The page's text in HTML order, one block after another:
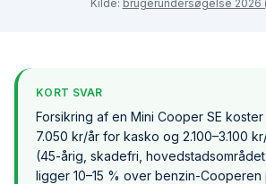
Kilde: brugerundersøgelse 2026
KORT SVAR
Forsikring af en Mini Cooper SE
7.050 kr/år for kasko og 2.100–3.100
(45-årig, skadefri,
ligger 10–15 % over benzin-Cooperen